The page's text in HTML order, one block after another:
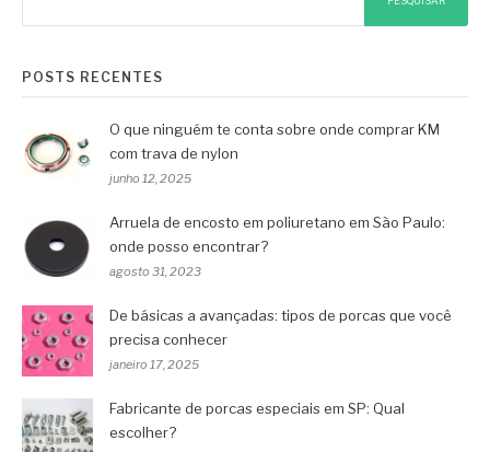
POSTS RECENTES
O que ninguém te conta sobre onde comprar KM
com trava de nylon
junho 12, 2025
Arruela de encosto em poliuretano em São Paulo:
onde posso encontrar?
agosto 31, 2023
De básicas a avançadas: tipos de porcas que você
precisa conhecer
janeiro 17, 2025
Fabricante de porcas especiais em SP: Qual
escolher?